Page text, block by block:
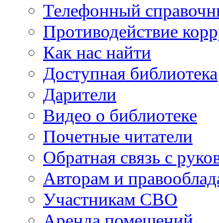
Телефонный
Противодействие
Как нас найти
Доступная библиотека
Дарители
Видео о библиотеке
Почетные читатели
Обратная связь с
Авторам и
Участникам СВО